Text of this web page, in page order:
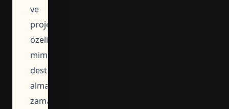
ve
proje
özelinde
mimari
destek
almak
zaman